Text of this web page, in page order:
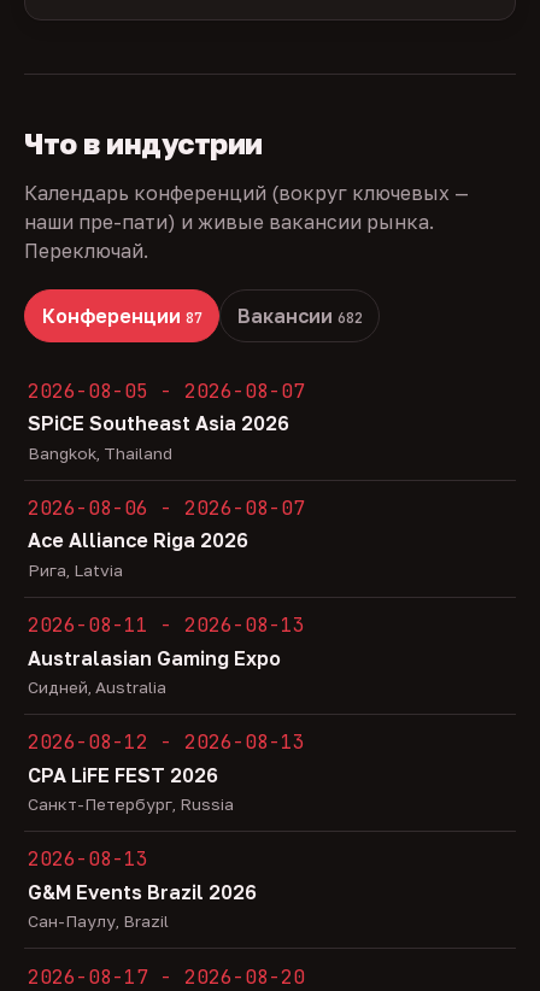
Что в индустрии
Календарь конференций (вокруг ключевых —
наши пре-пати) и живые вакансии рынка.
Переключай.
Конференции 87 Вакансии 682
2026-08-05 - 2026-08-07
SPiCE Southeast Asia 2026
Bangkok, Thailand
2026-08-06 - 2026-08-07
Ace Alliance Riga 2026
Рига, Latvia
2026-08-11 - 2026-08-13
Australasian Gaming Expo
Сидней, Australia
2026-08-12 - 2026-08-13
CPA LiFE FEST 2026
Санкт-Петербург, Russia
2026-08-13
G&M Events Brazil 2026
Сан-Паулу, Brazil
2026-08-17 - 2026-08-20